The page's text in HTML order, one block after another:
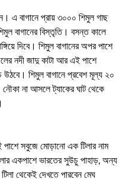
এ বাগানে প্রায় ৩০০০ শিমুল গাছ
বাগানের বিস্তৃতি। বসন্ত কালে
দিবে। শিমুল বাগানের অপর পাশে
নদী জাদু কাটা আর এই পাশে
শিমুল বাগানে প্রবেশ মূল্য ২০
না আসলে ট্যাকের ঘাট থেকে
পাশে সবুজে মোড়ানো এক টিলার নাম
একপাশে ভারতের সুউচু পাহাড়, অন্য
থেকেই দেখতে পারবেন মেঘ